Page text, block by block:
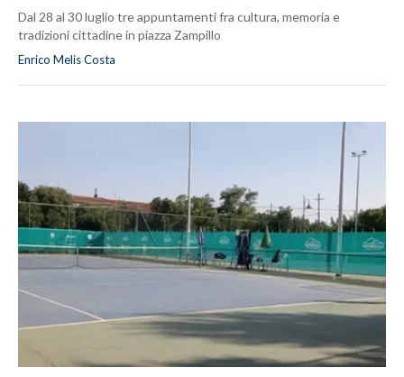
Dal 28 al 30 luglio tre appuntamenti fra cultura, memoria e
tradizioni cittadine in piazza Zampillo
Enrico Melis Costa